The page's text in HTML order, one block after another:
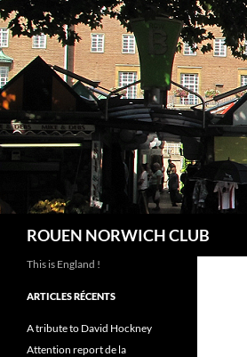
Aller
au
contenu
ROUEN NORWICH CLUB
This is England !
ARTICLES RÉCENTS
A tribute to David Hockney
Attention report de la